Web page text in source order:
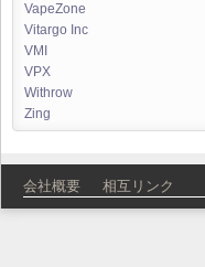
VapeZone
Vitargo Inc
VMI
VPX
Withrow
Zing
会社概要 相互リンク